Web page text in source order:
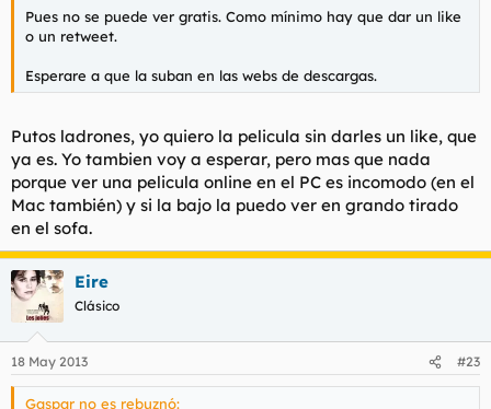
Pues no se puede ver gratis. Como mínimo hay que dar un like
o un retweet.
Esperare a que la suban en las webs de descargas.
Putos ladrones, yo quiero la pelicula sin darles un like, que
ya es. Yo tambien voy a esperar, pero mas que nada
porque ver una pelicula online en el PC es incomodo (en el
Mac también) y si la bajo la puedo ver en grando tirado
en el sofa.
Eire
Clásico
18 May 2013 #23
Gaspar no es rebuznó: